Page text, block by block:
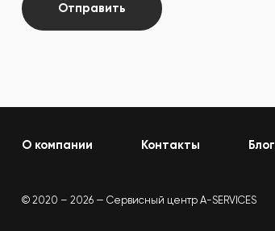
Отправить
О компании Контакты Блог
© 2020 – 2026 — Сервисный центр A-SERVICES